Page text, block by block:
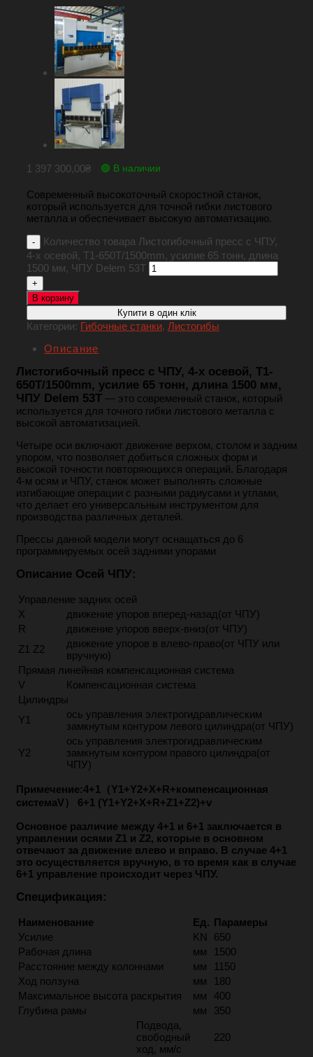
1 397 300,00₴ 🟢 В наличии
Современный высокоточный скоростной станок,
который используется для точной гибки листового
металла и обеспечивает высокую автоматизацию.
Количество товара Листогибочный пресс с ЧПУ,
4-х осевой, T1-650T/1500mm, усилие 65 тонн, длина
1500 мм, ЧПУ Delem 53T
В корзину
Купити в один клік
Категории: Гибочные станки, Листогибы
Описание
Листогибочный пресс с ЧПУ, 4-х осевой, T1-
650T/1500mm, усилие 65 тонн, длина 1500 мм,
ЧПУ Delem 53T — это современный станок, который
используется для точного гибки листового металла с
высокой автоматизацией.
Четыре оси включают движение верхом, столом и задним
упором, что позволяет добиться сложных форм и
высокой точности повторяющихся операций. Благодаря
4-м осям и ЧПУ, станок может выполнять сложные
изгибающие операции с разными радиусами и углами,
что делает его универсальным инструментом для
производства различных деталей.
Прессы данной модели могут оснащаться до 6
программируемых осей задними упорами
Описание Осей ЧПУ:
Управление задних осей
X
движение упоров вперед-назад(от ЧПУ)
R
движение упоров вверх-вниз(от ЧПУ)
Z1 Z2
движение упоров в влево-право(от ЧПУ или
вручную)
Прямая линейная компенсационная система
V
Компенсационная система
Цилиндры
Y1
ось управления электрогидравлическим
замкнутым контуром левого цилиндра(от ЧПУ)
Y2
ось управления электрогидравлическим
замкнутым контуром правого цилиндра(от
ЧПУ)
Примечение:4+1（Y1+Y2+X+R+компенсационная
системаV） 6+1 (Y1+Y2+X+R+Z1+Z2)+v
Основное различие между 4+1 и 6+1 заключается в
управлении осями Z1 и Z2, которые в основном
отвечают за движение влево и вправо. В случае 4+1
это осуществляется вручную, в то время как в случае
6+1 управление происходит через ЧПУ.
Спецификация:
Наименование Ед. Парамеры
Усилие
KN
650
Рабочая длина
мм
1500
Расстояние между колоннами
мм
1150
Xод ползуна
мм
180
Максимальное высота раскрытия
мм
400
Глубина рамы
мм 350
Подвода,
свободный
ход, мм/с
220